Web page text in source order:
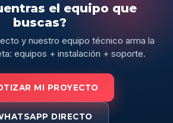
el equipo que
buscas?
y nuestro equipo técnico arma la
equipos + instalación + soporte.
MI PROYECTO
DIRECTO